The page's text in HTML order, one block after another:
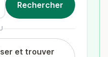
et trouver